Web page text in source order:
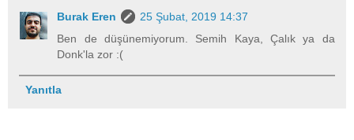
Burak Eren
25 Şubat, 2019 14:37
Ben de düşünemiyorum. Semih Kaya, Çalık ya da
Donk'la zor :(
Yanıtla